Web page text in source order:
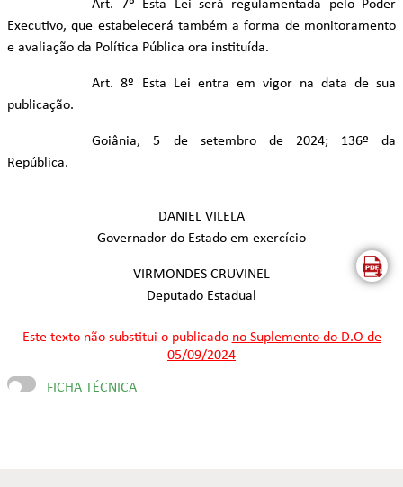
Art. 7º Esta Lei será regulamentada pelo Poder
Executivo, que estabelecerá também a forma de monitoramento
e avaliação da Política Pública ora instituída.
Art. 8º Esta Lei entra em vigor na data de sua
publicação.
Goiânia, 5 de setembro de 2024; 136º da
República.
DANIEL VILELA
Governador do Estado em exercício
VIRMONDES CRUVINEL
Deputado Estadual
Este texto não substitui o publicado no Suplemento do D.O de
05/09/2024
FICHA TÉCNICA